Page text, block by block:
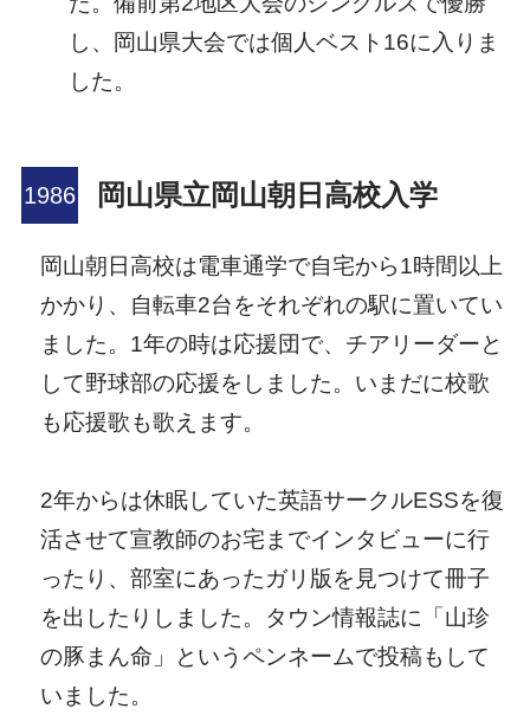
し、岡山県大会では個人ベスト16に入りま
した。
岡山県立岡山朝日高校入学
岡山朝日高校は電車通学で自宅から1時間以上
かかり、自転車2台をそれぞれの駅に置いてい
ました。1年の時は応援団で、チアリーダーと
して野球部の応援をしました。いまだに校歌
も応援歌も歌えます。
2年からは休眠していた英語サークルESSを復
活させて宣教師のお宅までインタビューに行
ったり、部室にあったガリ版を見つけて冊子
を出したりしました。タウン情報誌に「山珍
の豚まん命」というペンネームで投稿もして
いました。